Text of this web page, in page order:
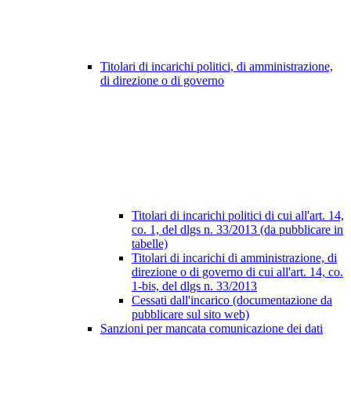
Titolari di incarichi politici, di amministrazione,
di direzione o di governo
Titolari di incarichi politici di cui all'art. 14,
co. 1, del dlgs n. 33/2013 (da pubblicare in
tabelle)
Titolari di incarichi di amministrazione, di
direzione o di governo di cui all'art. 14, co.
1-bis, del dlgs n. 33/2013
Cessati dall'incarico (documentazione da
pubblicare sul sito web)
Sanzioni per mancata comunicazione dei dati